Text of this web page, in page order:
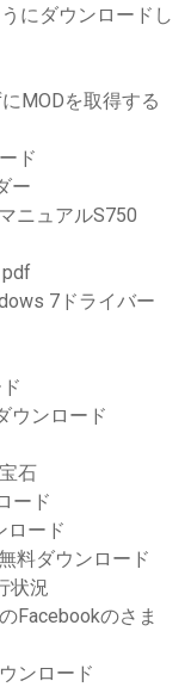
にダウンロードし
MODを取得する
ド
ー
ニュアルS750
7ドライバー
ウンロード
石
ード
ロード
料ダウンロード
状況
Facebookのさま
ンロード